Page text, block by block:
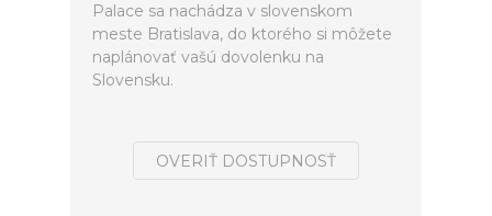
Palace sa nachádza v slovenskom
meste Bratislava, do ktorého si môžete
naplánovať vašú dovolenku na
Slovensku.
OVERIŤ DOSTUPNOSŤ